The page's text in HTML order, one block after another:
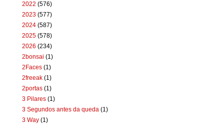
2022 (576)
2023 (577)
2024 (587)
2025 (578)
2026 (234)
2bonsai (1)
2Faces (1)
2freeak (1)
2portas (1)
3 Pilares (1)
3 Segundos antes da queda (1)
3 Way (1)